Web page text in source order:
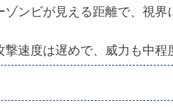
ゾンビが見える距離で、視
撃速度は遅めで、威力も中程